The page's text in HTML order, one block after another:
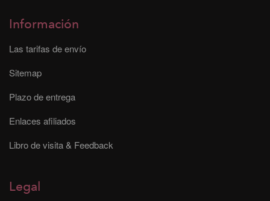
Información
Las tarifas de envío
Sitemap
Plazo de entrega
Enlaces afiliados
Libro de visita & Feedback
Legal